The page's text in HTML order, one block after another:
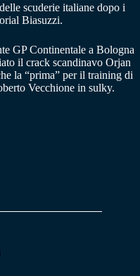
scuderie italiane dopo i
Biasuzzi.
GP Continentale a Bologna
il crack scandinavo Orjan
la “prima” per il training di
Vecchione in sulky.